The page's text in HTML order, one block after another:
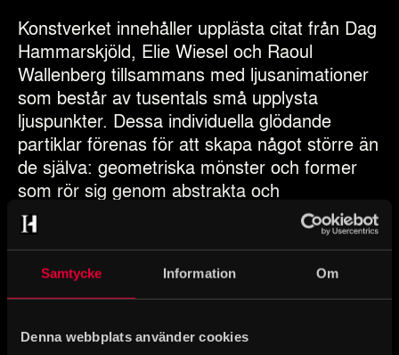
Samtycke Information Om
Denna webbplats använder cookies
Konstverket innehåller upplästa citat från Dag
Hammarskjöld, Elie Wiesel och Raoul
Wallenberg tillsammans med ljusanimationer
som består av tusentals små upplysta
ljuspunkter. Dessa individuella glödande
partiklar förenas för att skapa något större än
de själva: geometriska mönster och former
som rör sig genom abstrakta och
organiserade former när de formas framför
våra ögon.
För mer information kontakta pressansvarig
Ninna Bengtsson, tel. 010-480 80 76
e-post: ninna.bengtsson@shm.se